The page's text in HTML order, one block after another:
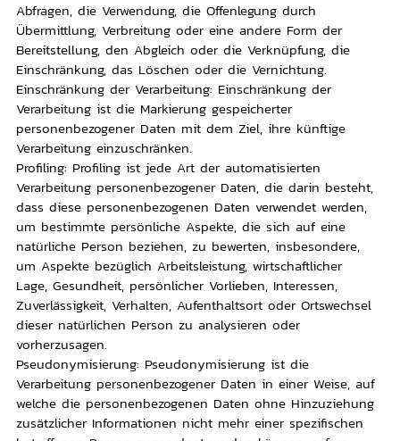
Abfragen, die Verwendung, die Offenlegung durch
Übermittlung, Verbreitung oder eine andere Form der
Bereitstellung, den Abgleich oder die Verknüpfung, die
Einschränkung, das Löschen oder die Vernichtung.
Einschränkung der Verarbeitung: Einschränkung der
Verarbeitung ist die Markierung gespeicherter
personenbezogener Daten mit dem Ziel, ihre künftige
Verarbeitung einzuschränken.
Profiling: Profiling ist jede Art der automatisierten
Verarbeitung personenbezogener Daten, die darin besteht,
dass diese personenbezogenen Daten verwendet werden,
um bestimmte persönliche Aspekte, die sich auf eine
natürliche Person beziehen, zu bewerten, insbesondere,
um Aspekte bezüglich Arbeitsleistung, wirtschaftlicher
Lage, Gesundheit, persönlicher Vorlieben, Interessen,
Zuverlässigkeit, Verhalten, Aufenthaltsort oder Ortswechsel
dieser natürlichen Person zu analysieren oder
vorherzusagen.
Pseudonymisierung: Pseudonymisierung ist die
Verarbeitung personenbezogener Daten in einer Weise, auf
welche die personenbezogenen Daten ohne Hinzuziehung
zusätzlicher Informationen nicht mehr einer spezifischen